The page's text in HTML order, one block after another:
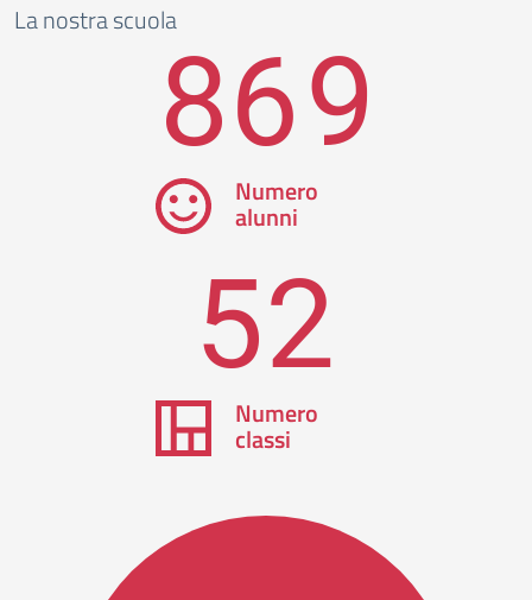
La nostra scuola869
Numero
alunni
52
Numero
classi